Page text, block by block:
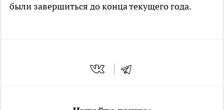
были завершиться до конца текущего года.